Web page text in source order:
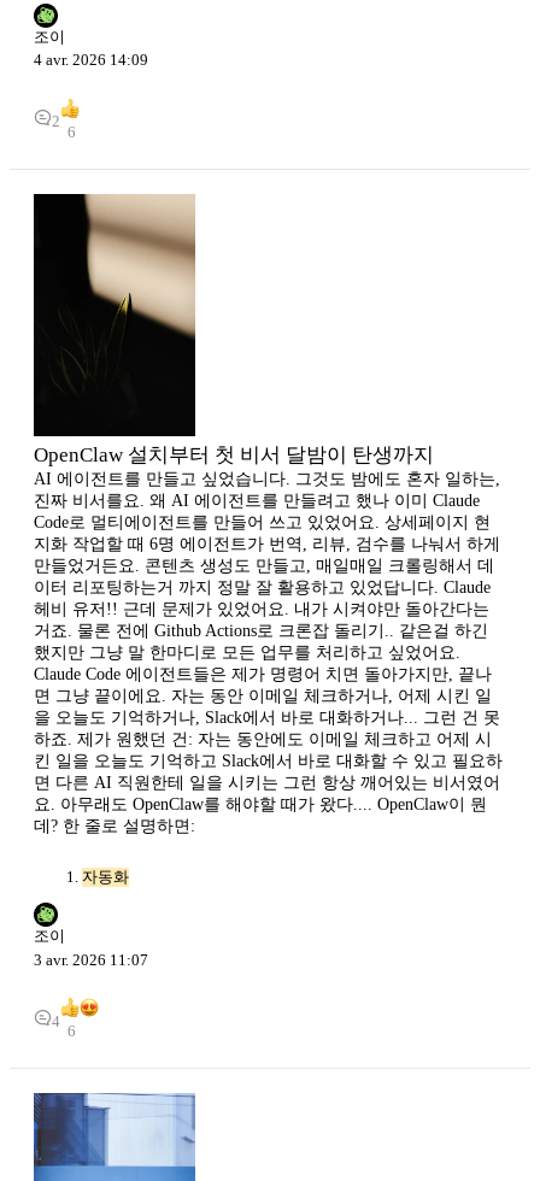
조이
4 avr. 2026 14:09
2
6
OpenClaw 설치부터 첫 비서 달밤이 탄생까지
AI 에이전트를 만들고 싶었습니다. 그것도 밤에도 혼자 일하는,
진짜 비서를요. 왜 AI 에이전트를 만들려고 했나 이미 Claude
Code로 멀티에이전트를 만들어 쓰고 있었어요. 상세페이지 현
지화 작업할 때 6명 에이전트가 번역, 리뷰, 검수를 나눠서 하게
만들었거든요. 콘텐츠 생성도 만들고, 매일매일 크롤링해서 데
이터 리포팅하는거 까지 정말 잘 활용하고 있었답니다. Claude
헤비 유저!! 근데 문제가 있었어요. 내가 시켜야만 돌아간다는
거죠. 물론 전에 Github Actions로 크론잡 돌리기.. 같은걸 하긴
했지만 그냥 말 한마디로 모든 업무를 처리하고 싶었어요.
Claude Code 에이전트들은 제가 명령어 치면 돌아가지만, 끝나
면 그냥 끝이에요. 자는 동안 이메일 체크하거나, 어제 시킨 일
을 오늘도 기억하거나, Slack에서 바로 대화하거나... 그런 건 못
하죠. 제가 원했던 건: 자는 동안에도 이메일 체크하고 어제 시
킨 일을 오늘도 기억하고 Slack에서 바로 대화할 수 있고 필요하
면 다른 AI 직원한테 일을 시키는 그런 항상 깨어있는 비서였어
요. 아무래도 OpenClaw를 해야할 때가 왔다.... OpenClaw이 뭔
데? 한 줄로 설명하면:
자동화
조이
3 avr. 2026 11:07
4
6